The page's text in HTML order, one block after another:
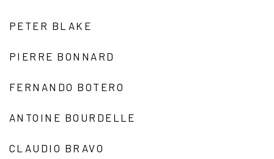
PETER BLAKE
PIERRE BONNARD
FERNANDO BOTERO
ANTOINE BOURDELLE
CLAUDIO BRAVO